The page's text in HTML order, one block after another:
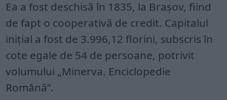
Ea a fost deschisă în 1835, la Braşov, fiind
de fapt o cooperativă de credit. Capitalul
iniţial a fost de 3.996,12 florini, subscris în
cote egale de 54 de persoane, potrivit
volumului „Minerva. Enciclopedie
Română”.